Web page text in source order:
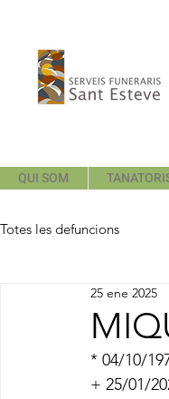
QUI SOM
Totes les defuncions
25 ene 2025
* 04/10/
+ 25/01/